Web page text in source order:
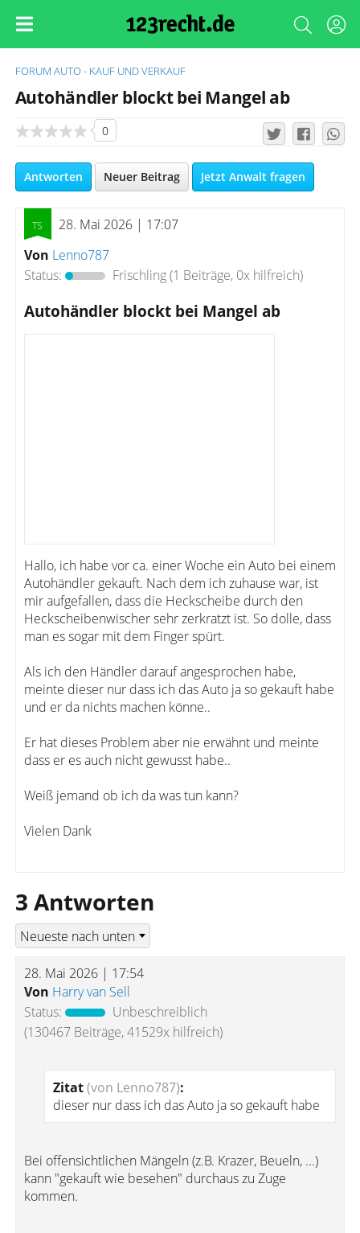
FORUM AUTO - KAUF UND VERKAUF
Autohändler blockt bei Mangel ab
0
Antworten Neuer Beitrag Jetzt Anwalt fragen
28. Mai 2026 | 17:07
Von Lenno787
Status:
Frischling(1 Beiträge, 0x hilfreich)
Autohändler blockt bei Mangel ab
Hallo, ich habe vor ca. einer Woche ein Auto bei einem
Autohändler gekauft. Nach dem ich zuhause war, ist
mir aufgefallen, dass die Heckscheibe durch den
Heckscheibenwischer sehr zerkratzt ist. So dolle, dass
man es sogar mit dem Finger spürt.
Als ich den Händler darauf angesprochen habe,
meinte dieser nur dass ich das Auto ja so gekauft habe
und er da nichts machen könne..
Er hat dieses Problem aber nie erwähnt und meinte
dass er es auch nicht gewusst habe..
Weiß jemand ob ich da was tun kann?
Vielen Dank
3 Antworten
28. Mai 2026 | 17:54
Von Harry van Sell
Status:
Unbeschreiblich
(130467 Beiträge, 41529x hilfreich)
Zitat(von Lenno787):
dieser nur dass ich das Auto ja so gekauft habe
Bei offensichtlichen Mängeln (z.B. Krazer, Beueln, ...)
kann "gekauft wie besehen" durchaus zu Zuge
kommen.